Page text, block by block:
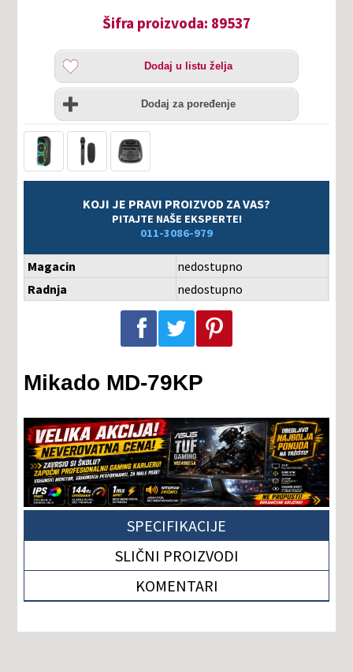
Šifra proizvoda: 89537
Dodaj
listu
želja
Dodaj u listu želja
Uporedi
Dodaj za poređenje
KOJI JE PRAVI PROIZVOD ZA VAS?
PITAJTE NAŠE EKSPERTE!
011-3086-979
Magacin
nedostupno
Radnja
nedostupno
Podeli na Facebook-u Podeli na Twitter-u Podeli na Pinterest-u
Mikado MD-79KP
SPECIFIKACIJE
SLIČNI PROIZVODI
KOMENTARI